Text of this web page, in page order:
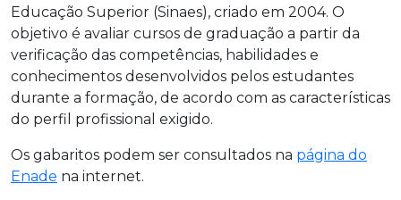
Educação Superior (Sinaes), criado em 2004. O
objetivo é avaliar cursos de graduação a partir da
verificação das competências, habilidades e
conhecimentos desenvolvidos pelos estudantes
durante a formação, de acordo com as características
do perfil profissional exigido.
Os gabaritos podem ser consultados na página do
Enade na internet.